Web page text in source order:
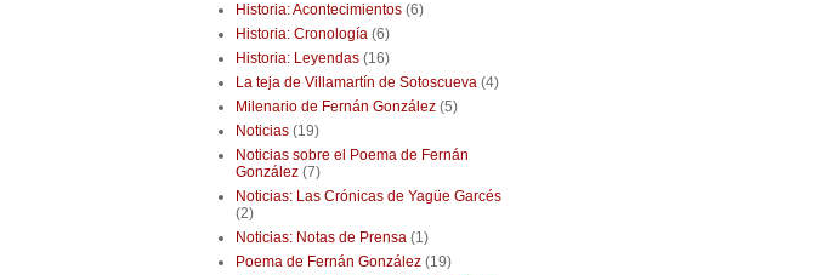
Historia: Acontecimientos (6)
Historia: Cronología (6)
Historia: Leyendas (16)
La teja de Villamartín de Sotoscueva (4)
Milenario de Fernán González (5)
Noticias (19)
Noticias sobre el Poema de Fernán
González (7)
Noticias: Las Crónicas de Yagüe Garcés
(2)
Noticias: Notas de Prensa (1)
Poema de Fernán González (19)